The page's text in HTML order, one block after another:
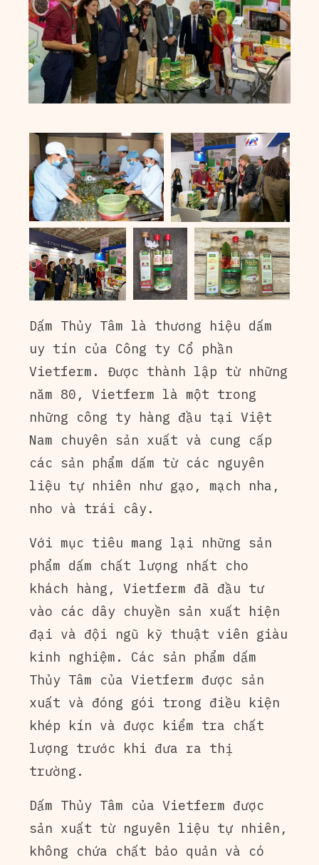
Dấm Thủy Tâm là thương hiệu dấm
uy tín của Công ty Cổ phần
Vietferm. Được thành lập từ những
năm 80, Vietferm là một trong
những công ty hàng đầu tại Việt
Nam chuyên sản xuất và cung cấp
các sản phẩm dấm từ các nguyên
liệu tự nhiên như gạo, mạch nha,
nho và trái cây.
Với mục tiêu mang lại những sản
phẩm dấm chất lượng nhất cho
khách hàng, Vietferm đã đầu tư
vào các dây chuyền sản xuất hiện
đại và đội ngũ kỹ thuật viên giàu
kinh nghiệm. Các sản phẩm dấm
Thủy Tâm của Vietferm được sản
xuất và đóng gói trong điều kiện
khép kín và được kiểm tra chất
lượng trước khi đưa ra thị
trường.
Dấm Thủy Tâm của Vietferm được
sản xuất từ nguyên liệu tự nhiên,
không chứa chất bảo quản và có